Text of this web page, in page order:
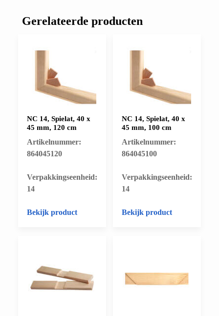
Gerelateerde producten
NC 14, Spielat, 40 x
45 mm, 120 cm
Artikelnummer:
864045120
​Verpakkingseenheid:
14
Bekijk product
NC 14, Spielat, 40 x
45 mm, 100 cm
Artikelnummer:
864045100
​Verpakkingseenheid:
14
Bekijk product